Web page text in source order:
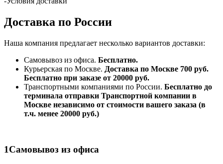
Доставка по России
Наша компания предлагает несколько вариантов доставки:
Самовывоз из офиса. Бесплатно.
Курьерская по Москве. Доставка по Москве 700 руб.
Бесплатно при заказе от 20000 руб.
Транспортными компаниями по России. Бесплатно до
терминала отправки Транспортной компании в
Москве независимо от стоимости вашего заказа (в
т.ч. менее 20000 руб.)
1Самовывоз из офиса